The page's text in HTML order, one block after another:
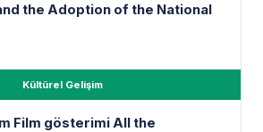
the Adoption of the National
Kültürel Gelişim
Film gösterimi All the